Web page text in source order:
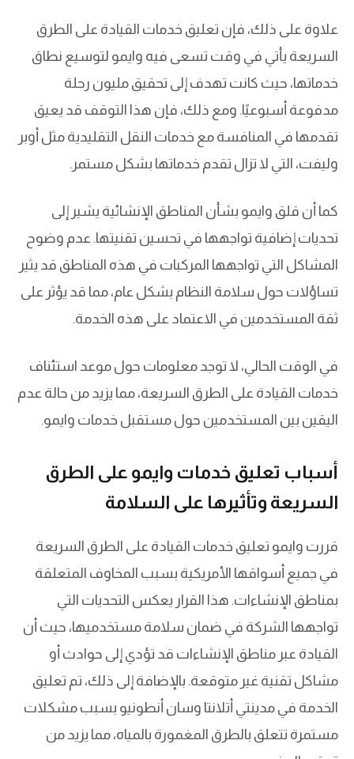
علاوة على ذلك، فإن تعليق خدمات القيادة على الطرق
السريعة يأتي في وقت تسعى فيه وايمو لتوسيع نطاق
خدماتها، حيث كانت تهدف إلى تحقيق مليون رحلة
مدفوعة أسبوعيًا. ومع ذلك، فإن هذا التوقف قد يعيق
تقدمها في المنافسة مع خدمات النقل التقليدية مثل أوبر
وليفت، التي لا تزال تقدم خدماتها بشكل مستمر.
كما أن قلق وايمو بشأن المناطق الإنشائية يشير إلى
تحديات إضافية تواجهها في تحسين تقنيتها. عدم وضوح
المشاكل التي تواجهها المركبات في هذه المناطق قد يثير
تساؤلات حول سلامة النظام بشكل عام، مما قد يؤثر على
ثقة المستخدمين في الاعتماد على هذه الخدمة.
في الوقت الحالي، لا توجد معلومات حول موعد استئناف
خدمات القيادة على الطرق السريعة، مما يزيد من حالة عدم
اليقين بين المستخدمين حول مستقبل خدمات وايمو.
أسباب تعليق خدمات وايمو على الطرق
السريعة وتأثيرها على السلامة
قررت وايمو تعليق خدمات القيادة على الطرق السريعة
في جميع أسواقها الأمريكية بسبب المخاوف المتعلقة
بمناطق الإنشاءات. هذا القرار يعكس التحديات التي
تواجهها الشركة في ضمان سلامة مستخدميها، حيث أن
القيادة عبر مناطق الإنشاءات قد تؤدي إلى حوادث أو
مشاكل تقنية غير متوقعة. بالإضافة إلى ذلك، تم تعليق
الخدمة في مدينتي أتلانتا وسان أنطونيو بسبب مشكلات
مستمرة تتعلق بالطرق المغمورة بالمياه، مما يزيد من